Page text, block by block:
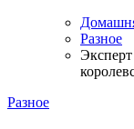
Разное
Разное